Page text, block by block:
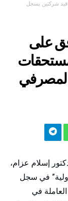
قيد شركتين بسجل
على
إسلام عزام،
في سجل
في